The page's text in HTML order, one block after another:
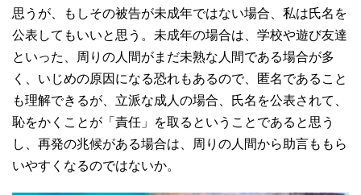
思うが、もしその被告が未成年ではない場合、私は氏名を
公表してもいいと思う。未成年の場合は、学校や遊び友達
といった、周りの人間がまだ未熟な人間である場合が多
く、いじめの原因になる恐れもあるので、匿名であること
も理解できるが、立派な成人の場合、氏名を公表されて、
恥をかくことが「責任」を取るということであると思う
し、再発の兆候がある場合は、周りの人間から助言ももら
いやすくなるのではないか。